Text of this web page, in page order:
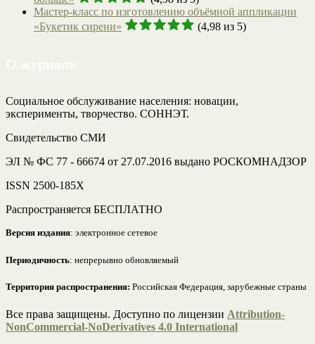
Мастер-класс по изготовлению объёмной аппликации
«Букетик сирени»
(4,98 из 5)
Социальное обслуживание населения: новации,
эксперименты, творчество. СОННЭТ.
Свидетельство СМИ
ЭЛ № ФС 77 - 66674 от 27.07.2016 выдано РОСКОМНАДЗОР
ISSN 2500-185Х
Распространяется БЕСПЛАТНО
Версия издания: электронное сетевое
Периодичность: непрерывно обновляемый
Территория распространения: Российская Федерация, зарубежные страны
Все права защищены. Доступно по лицензии Attribution-
NonCommercial-NoDerivatives 4.0 International